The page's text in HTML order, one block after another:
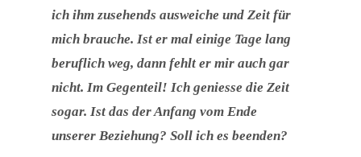
ich ihm zusehends ausweiche und Zeit für
mich brauche. Ist er mal einige Tage lang
beruflich weg, dann fehlt er mir auch gar
nicht. Im Gegenteil! Ich geniesse die Zeit
sogar. Ist das der Anfang vom Ende
unserer Beziehung? Soll ich es beenden?